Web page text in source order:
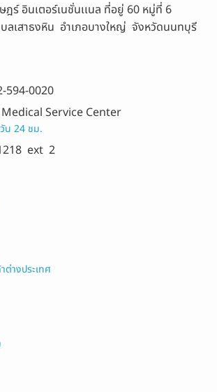
ฎร์ อินเตอร์เนชั่นเเนล ที่อยู่ 60 หมู่ที่ 6
ลเสาธงหิน อำเภอบางใหญ่ จังหวัดนนทบุรี
594-0020
Service Center
24 ชม.
ext 2
ต่างประเทศ